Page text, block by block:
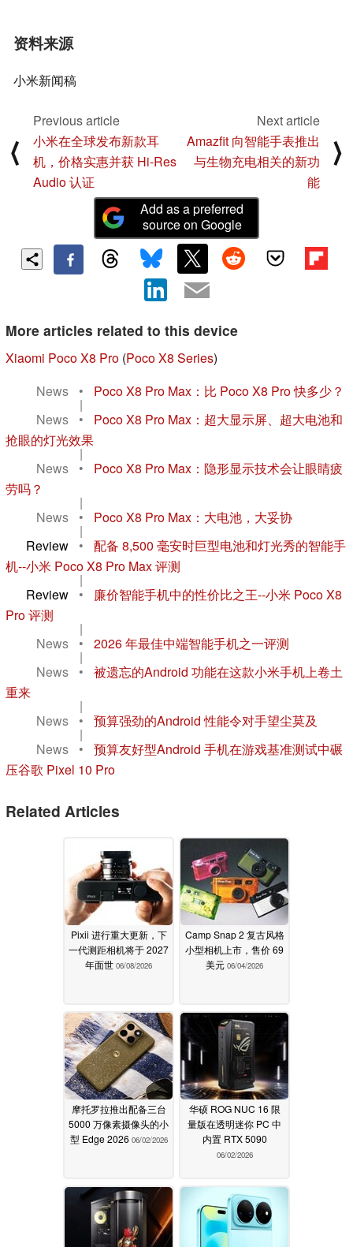
资料来源
小米新闻稿
⟨
Previous article
小米在全球发布新款耳
机，价格实惠并获 Hi-Res
Audio 认证
Next article
Amazfit 向智能手表推出
与生物充电相关的新功
能
⟩
Add as a preferred
source on Google
More articles related to this device
Xiaomi Poco X8 Pro (Poco X8 Series)
News
• Poco X8 Pro Max：比 Poco X8 Pro 快多少？
|
News
•
Poco X8 Pro Max：超大显示屏、超大电池和
抢眼的灯光效果
|
News
•
Poco X8 Pro Max：隐形显示技术会让眼睛疲
劳吗？
|
News
• Poco X8 Pro Max：大电池，大妥协
|
Review
•
配备 8,500 毫安时巨型电池和灯光秀的智能手
机--小米 Poco X8 Pro Max 评测
|
Review
•
廉价智能手机中的性价比之王--小米 Poco X8
Pro 评测
|
News
• 2026 年最佳中端智能手机之一评测
|
News
•
被遗忘的Android 功能在这款小米手机上卷土
重来
|
News
• 预算强劲的Android 性能令对手望尘莫及
|
News
•
预算友好型Android 手机在游戏基准测试中碾
压谷歌 Pixel 10 Pro
Related Articles
Pixii 进行重大更新，下
一代测距相机将于 2027
年面世 06/08/2026
Camp Snap 2 复古风格
小型相机上市，售价 69
美元 06/04/2026
摩托罗拉推出配备三台
5000 万像素摄像头的小
型 Edge 2026 06/02/2026
华硕 ROG NUC 16 限
量版在透明迷你 PC 中
内置 RTX 5090
06/02/2026